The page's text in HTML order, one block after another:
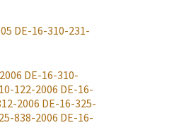
DE-16-310-231-
DE-16-310-
122-2006 DE-16-
2006 DE-16-325-
838-2006 DE-16-